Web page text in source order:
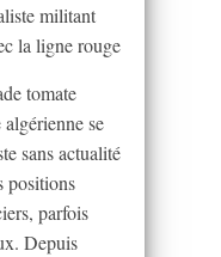
militant
la ligne rouge
tomate
se
sans actualité
positions
parfois
Depuis